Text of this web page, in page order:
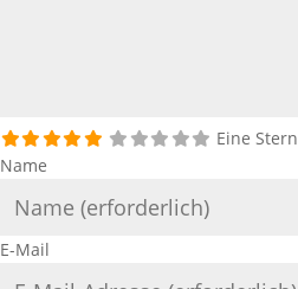
Eine
Name
E-Mail